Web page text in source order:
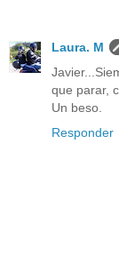
Laura. M
que parar,
Un beso.
Responder